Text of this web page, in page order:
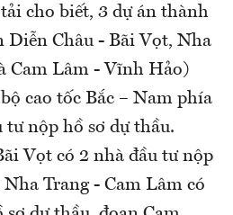
cho biết, 3 dự án thành
Diễn Châu - Bãi Vọt, Nha
Cam Lâm - Vĩnh Hảo)
cao tốc Bắc – Nam phía
nộp hồ sơ dự thầu.
Vọt có 2 nhà đầu tư nộp
Trang - Cam Lâm có